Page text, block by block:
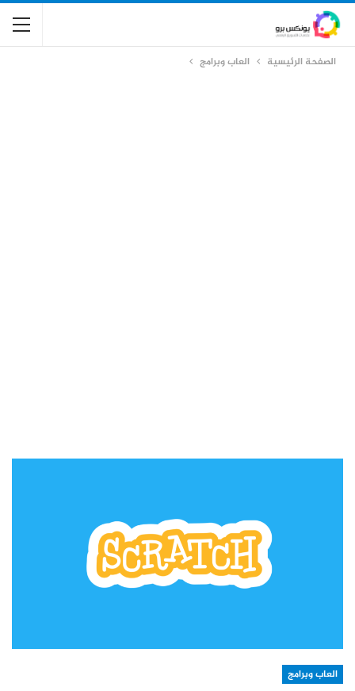
الصفحة الرئيسية العاب وبرامج
العاب وبرامج